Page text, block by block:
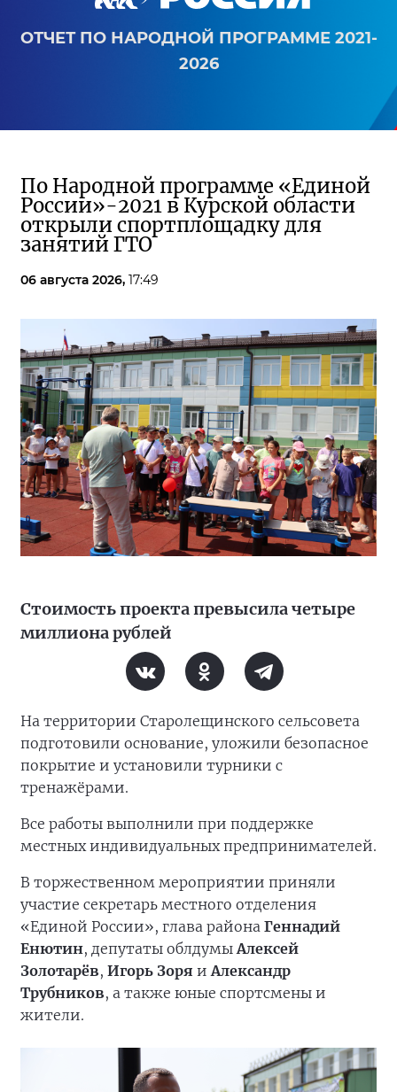
ОТЧЕТ ПО НАРОДНОЙ ПРОГРАММЕ 2021-
2026
По Народной программе «Единой
России»-2021 в Курской области
открыли спортплощадку для
занятий ГТО
06 августа 2026, 17:49
Стоимость проекта превысила четыре
миллиона рублей
На территории Старолещинского сельсовета
подготовили основание, уложили безопасное
покрытие и установили турники с
тренажёрами.
Все работы выполнили при поддержке
местных индивидуальных предпринимателей.
В торжественном мероприятии приняли
участие секретарь местного отделения
«Единой России», глава района Геннадий
Енютин, депутаты облдумыАлексей
Золотарёв, Игорь Зоря иАлександр
Трубников, а также юные спортсмены и
жители.